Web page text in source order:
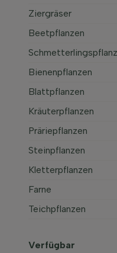
Ziergräser
Beetpflanzen
Bienenpflanzen
Blattpflanzen
Kräuterpflanzen
Präriepflanzen
Steinpflanzen
Kletterpflanzen
Farne
Teichpflanzen
Verfügbar